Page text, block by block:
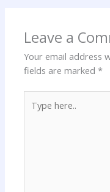
Leave a
Your email address
fields are marked*
here..